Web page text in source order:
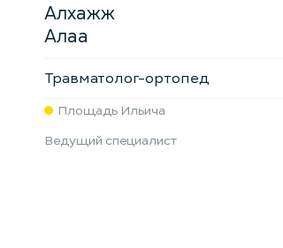
Алхажж
Алаа
Травматолог-ортопед
Площадь Ильича
Ведущий специалист